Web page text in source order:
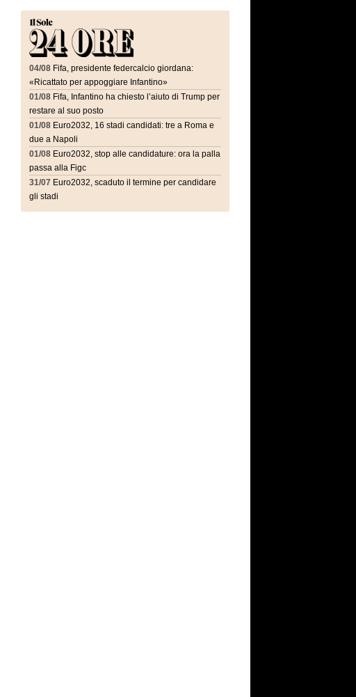
04/08 Fifa, presidente federcalcio giordana:
«Ricattato per appoggiare Infantino»
01/08 Fifa, Infantino ha chiesto l’aiuto di Trump per
restare al suo posto
01/08 Euro2032, 16 stadi candidati: tre a Roma e
due a Napoli
01/08 Euro2032, stop alle candidature: ora la palla
passa alla Figc
31/07 Euro2032, scaduto il termine per candidare
gli stadi